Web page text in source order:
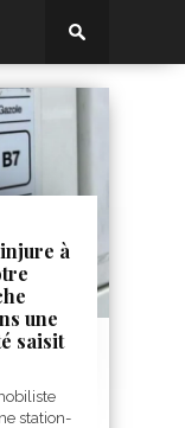
à
une
saisit
station-